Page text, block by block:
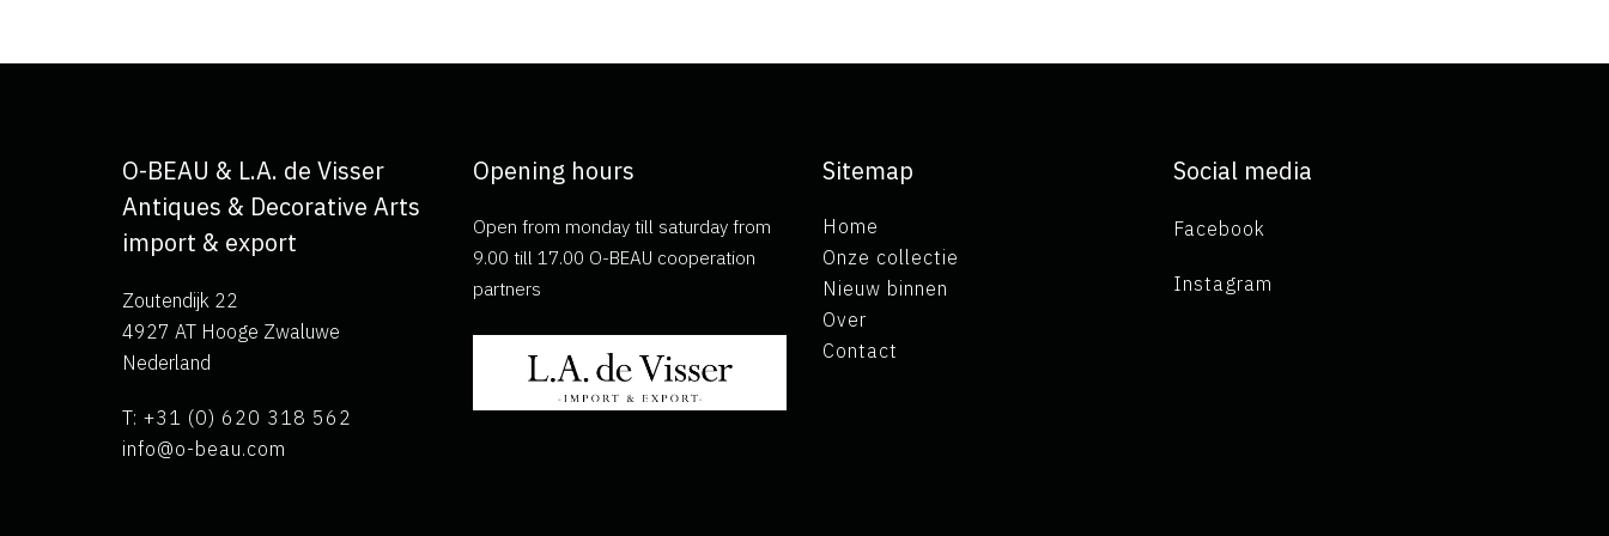
O-BEAU & L.A. de Visser
Antiques & Decorative Arts
import & export
Zoutendijk 22
4927 AT Hooge Zwaluwe
Nederland
T: +31 (0) 620 318 562
info@o-beau.com
Opening hours
Open from monday till saturday from
9.00 till 17.00 O-BEAU cooperation
partners
Sitemap
Home
Onze collectie
Nieuw binnen
Over
Contact
Social media
Facebook
Instagram